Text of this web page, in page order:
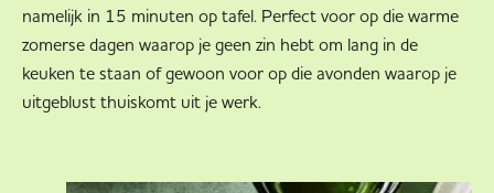
namelijk in 15 minuten op tafel. Perfect voor op die warme
zomerse dagen waarop je geen zin hebt om lang in de
keuken te staan of gewoon voor op die avonden waarop je
uitgeblust thuiskomt uit je werk.